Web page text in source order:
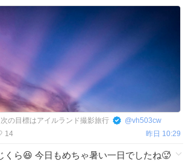
の目標はアイルランド撮影旅行 @vh503cw
14 昨日 10:29
くら😆 今日もめちゃ暑い一日でしたね🥵